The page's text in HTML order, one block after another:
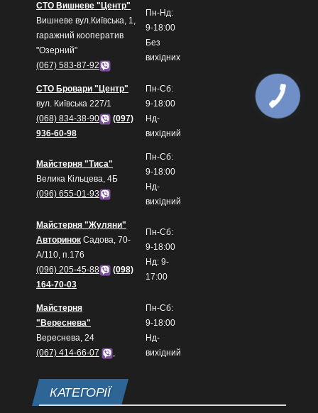
СТО Вишневе "Центр"
Вишневе вул.Київська, 1,
гаражний кооператив
"Озерний"
(067) 583-87-92
Пн-Нд:
9-18:00
Без
вихідних
СТО Бровари "Центр"
вул. Київська 227/1
(068) 834-38-90
(097)
936-60-98
Пн-Сб:
9-18:00
Нд-
вихідний
Майстерня "Тиса"
Велика Кільцева, 4Б
(096) 655-01-93
Пн-Сб:
9-18:00
Нд-
вихідний
Майстерня "Жуляни"
Авторинок Садова, 70-
А/110, п.176
(096) 205-45-88
(098)
164-70-03
Пн-Сб:
9-18:00
Нд: 9-
17:00
Майстерня
"Вереснева"
Вереснева, 24
(067) 414-66-07
,
Пн-Сб:
9-18:00
Нд-
вихідний
КАТЕГОРІЇ